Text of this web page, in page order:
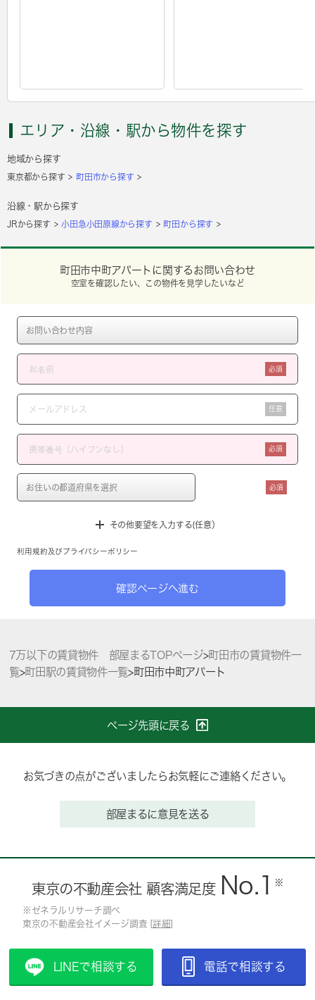
エリア・沿線・駅から物件を探す
地域から探す
東京都から探す 町田市から探す
沿線・駅から探す
JRから探す 小田急小田原線から探す 町田から探す
町田市中町アパートに関するお問い合わせ
空室を確認したい、この物件を見学したいなど
必須
任意
必須
必須
その他要望を入力する(任意）
利用規約 及び プライバシーポリシー
確認ページへ進む
7万以下の賃貸物件 部屋まるTOPページ>町田市の賃貸物件一
覧>町田駅の賃貸物件一覧>町田市中町アパート
ページ先頭に戻る
お気づきの点がございましたらお気軽にご連絡ください。
部屋まるに意見を送る
東京の不動産会社 顧客満足度 No.1 ※
※ゼネラルリサーチ調べ
東京の不動産会社イメージ調査 [ 詳細
LINEで相談する 電話で相談する